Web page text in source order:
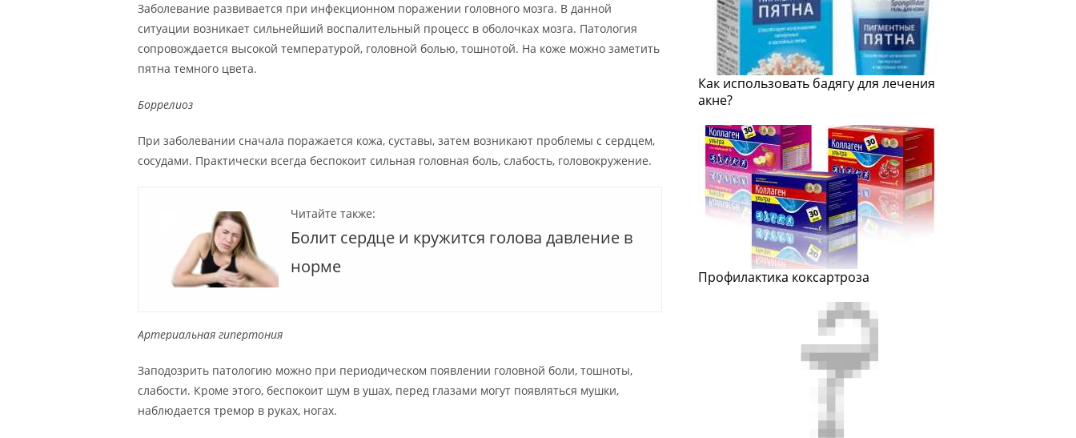
Заболевание развивается при инфекционном поражении головного мозга. В данной
ситуации возникает сильнейший воспалительный процесс в оболочках мозга. Патология
сопровождается высокой температурой, головной болью, тошнотой. На коже можно заметить
пятна темного цвета.
Боррелиоз
При заболевании сначала поражается кожа, суставы, затем возникают проблемы с сердцем,
сосудами. Практически всегда беспокоит сильная головная боль, слабость, головокружение.
Читайте также:
Болит сердце и кружится голова давление в
норме
Артериальная гипертония
Заподозрить патологию можно при периодическом появлении головной боли, тошноты,
слабости. Кроме этого, беспокоит шум в ушах, перед глазами могут появляться мушки,
наблюдается тремор в руках, ногах.
Как использовать бадягу для лечения
акне?
Профилактика коксартроза